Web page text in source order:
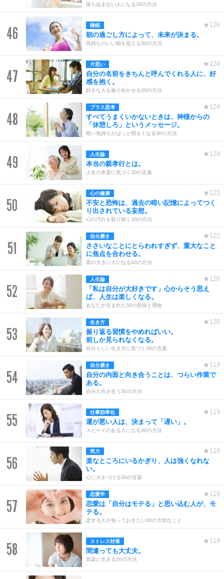
落ち込まない人になる30の方法
46 睡眠
★126
朝の過ごし方によって、未来が決まる。
気持ちのいい朝を迎える30の方法
47
片思い
★124
自分の名前をきちんと呼んでくれる人に、好
感を抱く。
好きな人を振り向かせる30の方法
48
プラス思考
★124
すべてうまくいかないときは、神様からの
「休憩しろ」というメッセージ。
暗い気持ちがぱっと明るくなる30の方法
49 人生論
★124
本当の親孝行とは。
人生の本質に気づく30の言葉
50
心の健康
★123
不安と恐怖は、過去の暗い記憶によってつく
り出されている妄想。
心の汚れを取り除く30の方法
51
自分磨き
★122
ささいなことにとらわれすぎず、重大なこと
に焦点を合わせる。
器の大きい人になる30の方法
52
人生論
★120
「私は自分が大好きです」心からそう思え
ば、人生は楽しくなる。
あなたが生まれた30の意味と理由
53
生き方
★120
振り返る習慣をやめればいい。
前しか見られなくなる。
自分らしい生き方に気づく30の言葉
54
自分磨き
★119
自分の内面と向き合うことは、つらい作業で
ある。
自分と向き合う30の方法
55 仕事効率化
★119
運が悪い人は、決まって「遅い」。
スピードのある人になる30の方法
56
気力
★119
楽なところにいるかぎり、人は強くなれな
い。
心に火をつける30の言葉
57
恋愛学
★119
恋愛は「自分はモテる」と思い込む人が、モ
テる。
恋する人が知っておきたい30の大切なこと
58 ストレス対策
★118
間違っても大丈夫。
気楽に生きる30の方法